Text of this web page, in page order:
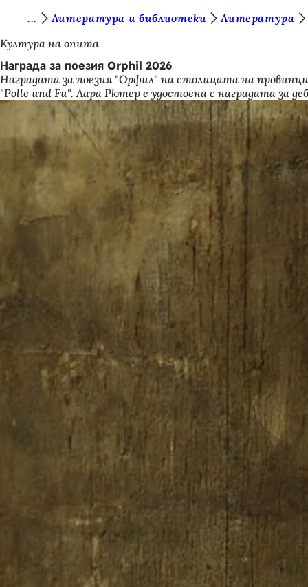
Преминаване към съдържанието
и
е
с
т
т
:
Литература и библиотеки
Литература
Култура на опита
Награда за поезия Orphil 2026
Наградата за поезия "Орфил" на столицата на
"Polle und Fu". Лара Рютер е удостоена с наградата за